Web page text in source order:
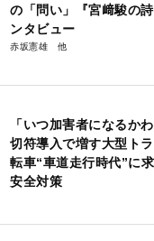
の「問い」『宮﨑駿の
ンタビュー
赤坂憲雄
「いつ加害者になるか
切符導入で増す大型ト
転車“車道走行時代”に
安全対策